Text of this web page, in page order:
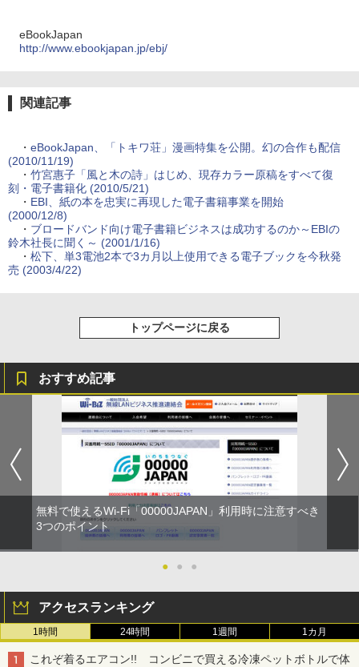
eBookJapan
http://www.ebookjapan.jp/ebj/
関連記事
・ eBookJapan、「トキワ荘」漫画特集を公開。幻の合作も配信
(2010/11/19)
・ 竹宮惠子「風と木の詩」はじめ、現存カラー原稿をすべて復
刻・電子書籍化 (2010/5/21)
・ EBI、紙の本を忠実に再現した電子書籍事業を開始
(2000/12/8)
・ ブロードバンド向け電子書籍ビジネスは成功するのか～EBIの
鈴木社長に聞く～ (2001/1/16)
・ 松下、単3電池2本で3カ月以上使用できる電子ブックを今秋発
売 (2003/4/22)
トップページに戻る
おすすめ記事
無料で使えるWi-Fi「00000JAPAN」利用時に注意すべき
3つのポイント
● ● ●
アクセスランキング
1時間 24時間 1週間 1カ月
これぞ着るエアコン!! コンビニで買える冷凍ペットボトルで体